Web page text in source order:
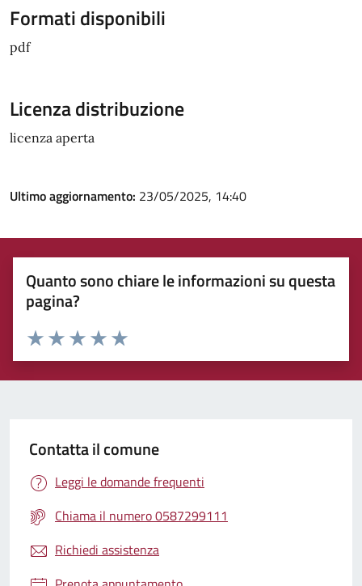
Formati disponibili
pdf
Licenza distribuzione
licenza aperta
Ultimo aggiornamento: 23/05/2025, 14:40
Quanto sono chiare le informazioni su questa
pagina?
Rating:
Valuta 5 stelle su 5
Valuta 4 stelle su 5
Valuta 3 stelle su 5
Valuta 2 stelle su 5
Valuta 1 stelle su 5
Contatta il comune
Leggi le domande frequenti
Chiama il numero 0587299111
Richiedi assistenza